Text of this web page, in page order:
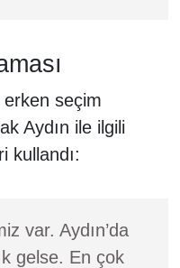
seçim
Aydın ile ilgili
kullandı:
var. Aydın’da
gelse. En çok